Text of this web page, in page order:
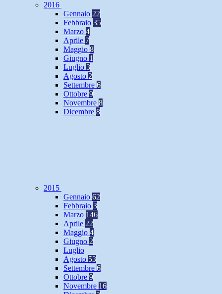
2016
Gennaio 22
Febbraio 35
Marzo 4
Aprile 7
Maggio 8
Giugno 1
Luglio 3
Agosto 2
Settembre 6
Ottobre 9
Novembre 8
Dicembre 8
2015
Gennaio 62
Febbraio 3
Marzo 146
Aprile 22
Maggio 4
Giugno 2
Luglio
Agosto 53
Settembre 6
Ottobre 9
Novembre 16